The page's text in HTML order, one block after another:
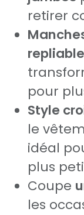
retirer
pour
Style
le
idéal
plus
Coupe
les